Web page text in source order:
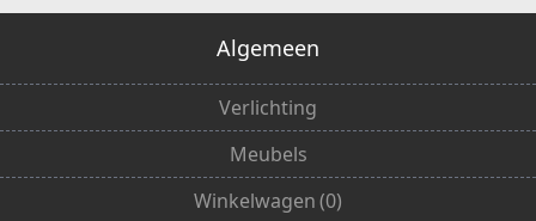
Algemeen
Verlichting
Meubels
Winkelwagen(0)